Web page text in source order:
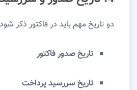
دو تاریخ مهم باید در فاکتور ذکر
تاریخ صدور فاکتور
تاریخ سررسید پرداخت